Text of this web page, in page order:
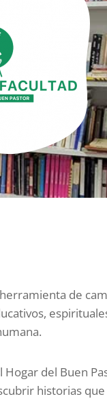
de
del Buen
historias